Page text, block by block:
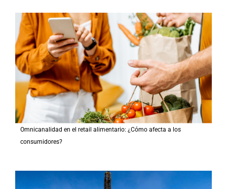
Omnicanalidad en el retail alimentario: ¿Cómo afecta a los
consumidores?